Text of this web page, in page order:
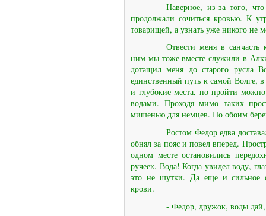
Наверное, из-за того,
продолжали сочиться кровью. К
товарищей, а узнать уже никого не
Отвести меня в
ним мы тоже вместе служили в
дотащил меня до старого русла
единственный путь к самой Волге,
и глубокие места, но пройти
водами. Проходя мимо таких
мишенью для немцев. По обоим
Ростом Федор едва
обнял за пояс и повел вперед.
одном месте остановились
ручеек. Вода! Когда увидел воду,
это не шутки. Да еще и сильное
крови.
- Федор, дружок, воды